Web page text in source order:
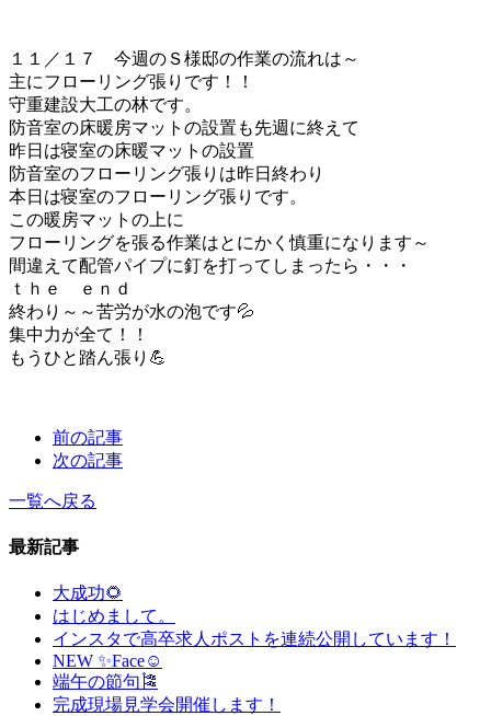
１１／１７ 今週のＳ様邸の作業の流れは～
主にフローリング張りです！！
守重建設大工の林です。
防音室の床暖房マットの設置も先週に終えて
昨日は寝室の床暖マットの設置
防音室のフローリング張りは昨日終わり
本日は寝室のフローリング張りです。
この暖房マットの上に
フローリングを張る作業はとにかく慎重になります～
間違えて配管パイプに釘を打ってしまったら・・・
ｔｈｅ ｅｎｄ
終わり～～苦労が水の泡です💦
集中力が全て！！
もうひと踏ん張り💪
前の記事
次の記事
一覧へ戻る
最新記事
大成功🌻
はじめまして。
インスタで高卒求人ポストを連続公開しています！
NEW ✨Face☺
端午の節句🎏
完成現場見学会開催します！